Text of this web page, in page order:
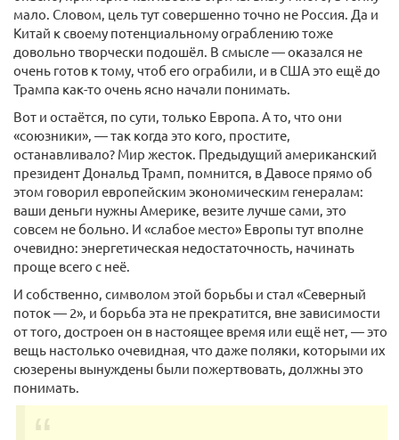
мало. Словом, цель тут совершенно точно не Россия. Да и
Китай к своему потенциальному ограблению тоже
довольно творчески подошёл. В смысле — оказался не
очень готов к тому, чтоб его ограбили, и в США это ещё до
Трампа как-то очень ясно начали понимать.
Вот и остаётся, по сути, только Европа. А то, что они
«союзники», — так когда это кого, простите,
останавливало? Мир жесток. Предыдущий американский
президент Дональд Трамп, помнится, в Давосе прямо об
этом говорил европейским экономическим генералам:
ваши деньги нужны Америке, везите лучше сами, это
совсем не больно. И «слабое место» Европы тут вполне
очевидно: энергетическая недостаточность, начинать
проще всего с неё.
И собственно, символом этой борьбы и стал «Северный
поток — 2», и борьба эта не прекратится, вне зависимости
от того, достроен он в настоящее время или ещё нет, — это
вещь настолько очевидная, что даже поляки, которыми их
сюзерены вынуждены были пожертвовать, должны это
понимать.